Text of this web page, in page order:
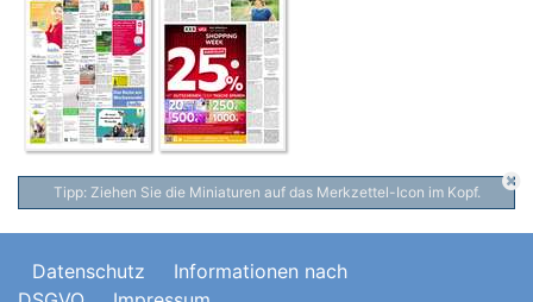
Tipp: Ziehen Sie die Miniaturen auf das Merkzettel-Icon im Kopf.
Datenschutz
Informationen nach